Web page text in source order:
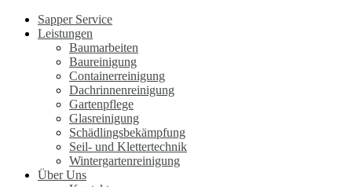
Sapper Service
Leistungen
Baumarbeiten
Baureinigung
Containerreinigung
Dachrinnenreinigung
Gartenpflege
Glasreinigung
Schädlingsbekämpfung
Seil- und Klettertechnik
Wintergartenreinigung
Über Uns